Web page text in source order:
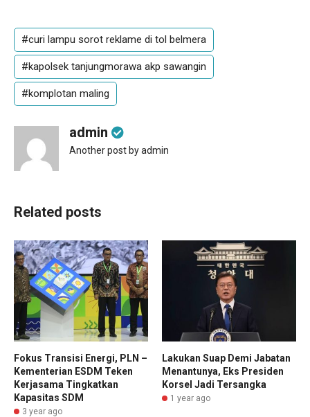
#curi lampu sorot reklame di tol belmera
#kapolsek tanjungmorawa akp sawangin
#komplotan maling
admin
Another post by admin
Related posts
Fokus Transisi Energi, PLN –
Kementerian ESDM Teken
Kerjasama Tingkatkan
Kapasitas SDM
3 year ago
Lakukan Suap Demi Jabatan
Menantunya, Eks Presiden
Korsel Jadi Tersangka
1 year ago